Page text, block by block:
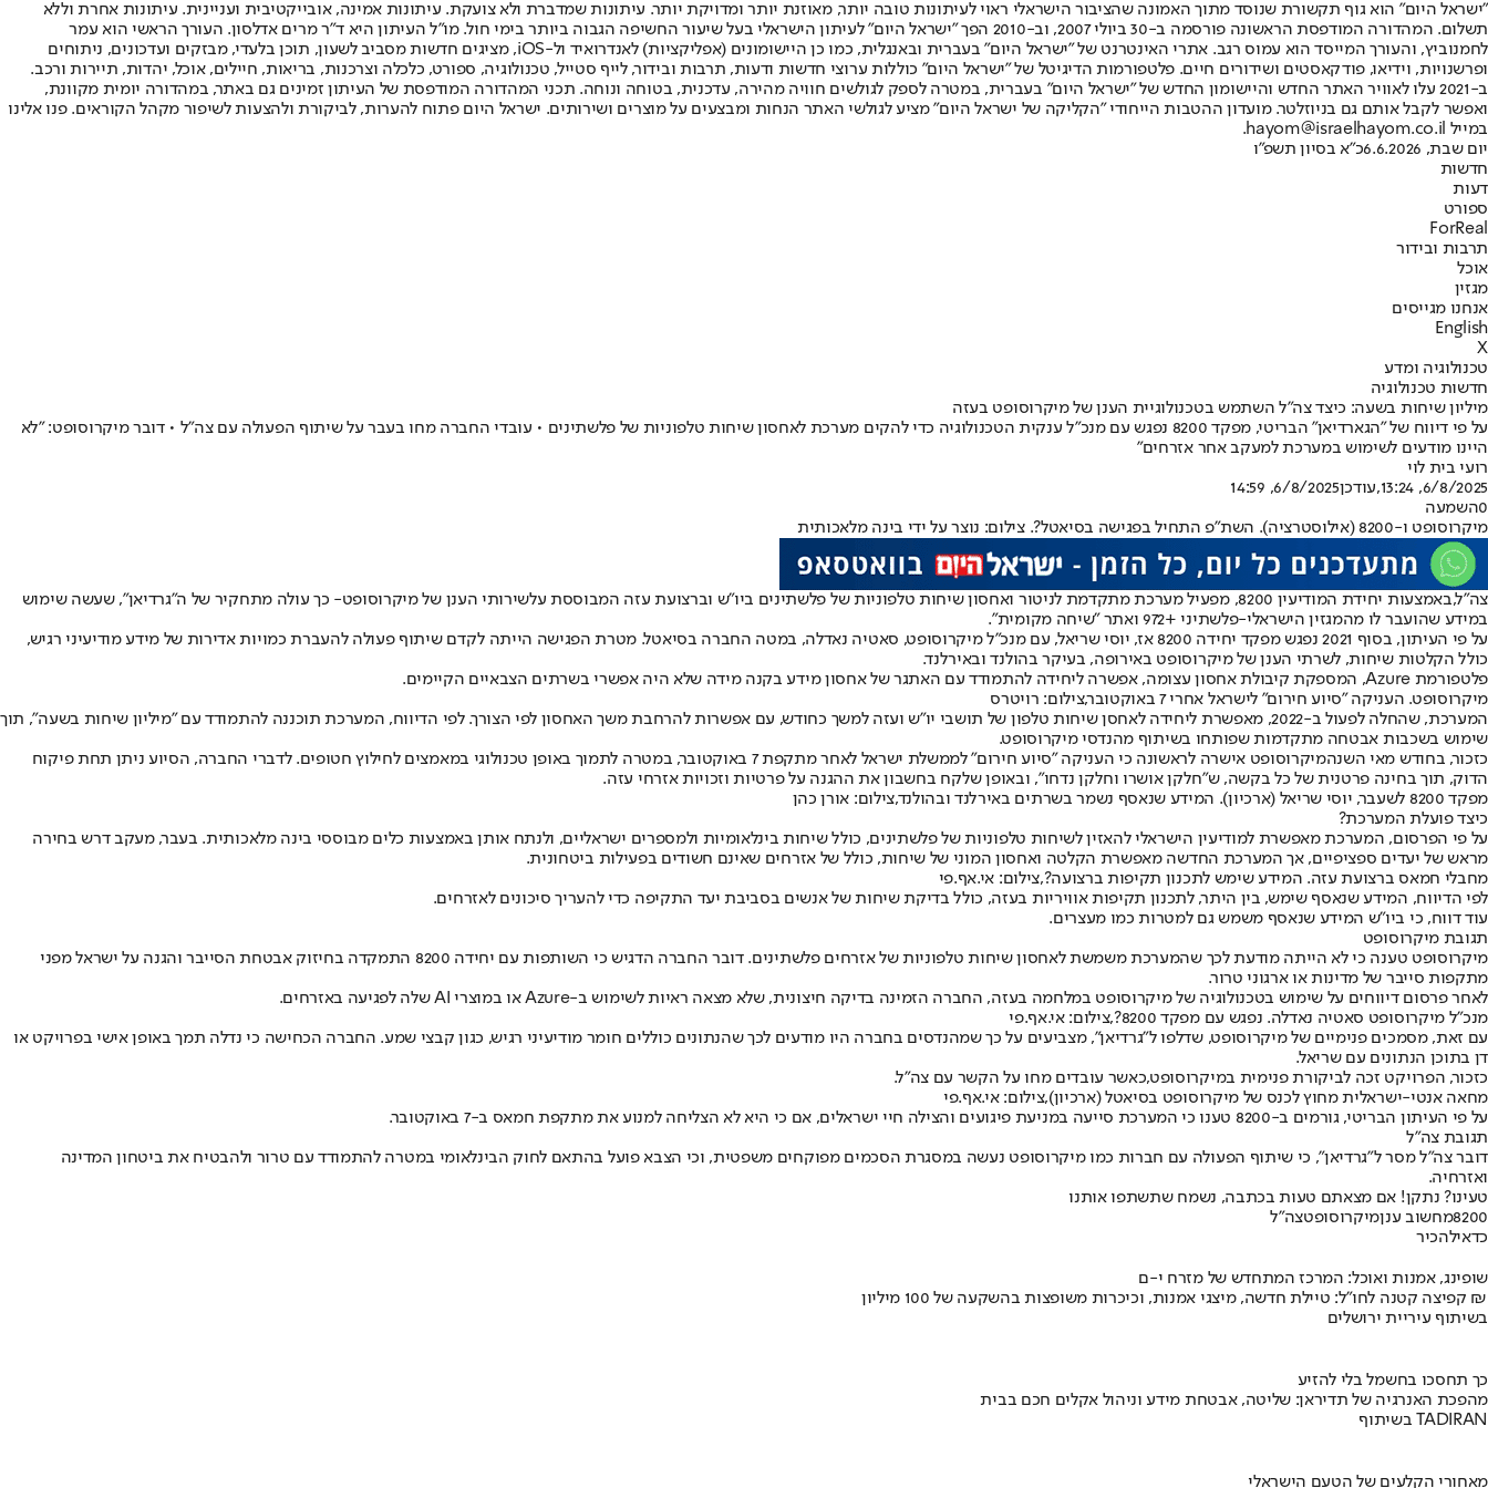
"ישראל היום" הוא גוף תקשורת שנוסד מתוך האמונה שהציבור הישראלי ראוי לעיתונות טובה יותר, מאוזנת יותר ומדויקת יותר. עיתונות שמדברת ולא צועקת. עיתונות אמינה, אובייקטיבית ועניינית. עיתונות אחרת וללא
תשלום. המהדורה המודפסת הראשונה פורסמה ב-30 ביולי 2007, וב-2010 הפך "ישראל היום" לעיתון הישראלי בעל שיעור החשיפה הגבוה ביותר בימי חול. מו"ל העיתון היא ד"ר מרים אדלסון. העורך הראשי הוא עמר
לחמנוביץ, והעורך המייסד הוא עמוס רגב. אתרי האינטרנט של "ישראל היום" בעברית ובאנגלית, כמו כן היישומונים (אפליקציות) לאנדרואיד ול-iOS, מציגים חדשות מסביב לשעון, תוכן בלעדי, מבזקים ועדכונים, ניתוחים
ופרשנויות, וידיאו, פודקאסטים ושידורים חיים. פלטפורמות הדיגיטל של "ישראל היום" כוללות ערוצי חדשות ודעות, תרבות ובידור, לייף סטייל, טכנולוגיה, ספורט, כלכלה וצרכנות, בריאות, חיילים, אוכל, יהדות, תיירות ורכב.
ב-2021 עלו לאוויר האתר החדש והיישומון החדש של "ישראל היום" בעברית, במטרה לספק לגולשים חוויה מהירה, עדכנית, בטוחה ונוחה. תכני המהדורה המודפסת של העיתון זמינים גם באתר, במהדורה יומית מקוונת,
ואפשר לקבל אותם גם בניוזלטר. מועדון ההטבות הייחודי "הקליקה של ישראל היום" מציע לגולשי האתר הנחות ומבצעים על מוצרים ושירותים. ישראל היום פתוח להערות, לביקורת ולהצעות לשיפור מקהל הקוראים. פנו אלינו
במייל hayom@israelhayom.co.il.
יום שבת, 6.6.2026
כ"א בסיון תשפ"ו
חדשות
דעות
ספורט
ForReal
תרבות ובידור
אוכל
מגזין
אנחנו מגייסים
English
X
טכנולוגיה ומדע
חדשות טכנולוגיה
מיליון שיחות בשעה: כיצד צה"ל השתמש בטכנולוגיית הענן של מיקרוסופט בעזה
על פי דיווח של "הגארדיאן" הבריטי, מפקד 8200 נפגש עם מנכ"ל ענקית הטכנולוגיה כדי להקים מערכת לאחסון שיחות טלפוניות של פלשתינים • עובדי החברה מחו בעבר על שיתוף הפעולה עם צה"ל • דובר מיקרוסופט: "לא
היינו מודעים לשימוש במערכת למעקב אחר אזרחים"
רועי בית לוי
6/8/2025, 13:24
,עודכן6/8/2025, 14:59
0השמעה
מיקרוסופט ו-8200 (אילוסטרציה). השת"פ התחיל בפגישה בסיאטל?. צילום: נוצר על ידי בינה מלאכותית
צה"ל,באמצעות יחידת המודיעין 8200 , מפעיל מערכת מתקדמת לניטור ואחסון שיחות טלפוניות של פלשתינים ביו"ש וברצועת עזה המבוססת עלשירותי הענן של מיקרוסופט- כך עולה מתחקיר של ה"גרדיאן", שעשה שימוש
במידע שהועבר לו מהמגזין הישראלי-פלשתיני +972 ואתר "שיחה מקומית".
על פי העיתון, בסוף 2021 נפגש מפקד יחידה 8200 אז, יוסי שריאל, עם מנכ"ל מיקרוסופט, סאטיה נאדלה, במטה החברה בסיאטל. מטרת הפגישה הייתה לקדם שיתוף פעולה להעברת כמויות אדירות של מידע מודיעיני רגיש,
כולל הקלטות שיחות, לשרתי הענן של מיקרוסופט באירופה, בעיקר בהולנד ובאירלנד.
פלטפורמת Azure, המספקת קיבולת אחסון עצומה, אפשרה ליחידה להתמודד עם האתגר של אחסון מידע בקנה מידה שלא היה אפשרי בשרתים הצבאיים הקיימים.
מיקרוסופט. העניקה "סיוע חירום" לישראל אחרי 7 באוקטובר,צילום: רויטרס
המערכת, שהחלה לפעול ב-2022, מאפשרת ליחידה לאחסן שיחות טלפון של תושבי יו"ש ועזה למשך כחודש, עם אפשרות להרחבת משך האחסון לפי הצורך. לפי הדיווח, המערכת תוכננה להתמודד עם "מיליון שיחות בשעה", תוך
שימוש בשכבות אבטחה מתקדמות שפותחו בשיתוף מהנדסי מיקרוסופט.
כזכור, בחודש מאי השנהמיקרוסופט אישרה לראשונה כי העניקה "סיוע חירום" לממשלת ישראל לאחר מתקפת 7 באוקטובר
, במטרה לתמוך באופן טכנולוגי במאמצים לחילוץ חטופים. לדברי החברה, הסיוע ניתן תחת פיקוח
הדוק, תוך בחינה פרטנית של כל בקשה, ש"חלקן אושרו וחלקן נדחו", ובאופן שלקח בחשבון את ההגנה על פרטיות וזכויות אזרחי עזה.
מפקד 8200 לשעבר, יוסי שריאל (ארכיון). המידע שנאסף נשמר בשרתים באירלנד ובהולנד,צילום: אורן כהן
כיצד פועלת המערכת?
על פי הפרסום, המערכת מאפשרת למודיעין הישראלי להאזין לשיחות טלפוניות של פלשתינים, כולל שיחות בינלאומיות ולמספרים ישראליים, ולנתח אותן באמצעות כלים מבוססי בינה מלאכותית. בעבר, מעקב דרש בחירה
מראש של יעדים ספציפיים, אך המערכת החדשה מאפשרת הקלטה ואחסון המוני של שיחות, כולל של אזרחים שאינם חשודים בפעילות ביטחונית.
מחבלי חמאס ברצועת עזה. המידע שימש לתכנון תקיפות ברצועה?,צילום: אי.אף.פי
לפי הדיווח, המידע שנאסף שימש, בין היתר, לתכנון תקיפות אוויריות בעזה, כולל בדיקת שיחות של אנשים בסביבת יעד התקיפה כדי להעריך סיכונים לאזרחים.
עוד דווח, כי ביו"ש המידע שנאסף משמש גם למטרות כמו מעצרים.
תגובת מיקרוסופט
מיקרוסופט טענה כי לא הייתה מודעת לכך שהמערכת משמשת לאחסון שיחות טלפוניות של אזרחים פלשתינים. דובר החברה הדגיש כי השותפות עם יחידה 8200 התמקדה בחיזוק אבטחת הסייבר והגנה על ישראל מפני
מתקפות סייבר של מדינות או ארגוני טרור.
לאחר פרסום דיווחים על שימוש בטכנולוגיה של מיקרוסופט במלחמה בעזה, החברה הזמינה בדיקה חיצונית, שלא מצאה ראיות לשימוש ב-Azure או במוצרי AI שלה לפגיעה באזרחים.
מנכ"ל מיקרוסופט סאטיה נאדלה. נפגש עם מפקד 8200?,צילום: אי.אף.פי
עם זאת, מסמכים פנימיים של מיקרוסופט, שדלפו ל"גרדיאן", מצביעים על כך שמהנדסים בחברה היו מודעים לכך שהנתונים כוללים חומר מודיעיני רגיש, כגון קבצי שמע. החברה הכחישה כי נדלה תמך באופן אישי בפרויקט או
דן בתוכן הנתונים עם שריאל.
כזכור, הפרויקט זכה לביקורת פנימית במיקרוסופט,כאשר עובדים מחו על הקשר עם צה"ל.
מחאה אנטי-ישראלית מחוץ לכנס של מיקרוסופט בסיאטל (ארכיון),צילום: אי.אף.פי
על פי העיתון הבריטי, גורמים ב-8200 טענו כי המערכת סייעה במניעת פיגועים והצילה חיי ישראלים, אם כי היא לא הצליחה למנוע את מתקפת חמאס ב-7 באוקטובר.
תגובת צה"ל
דובר צה"ל מסר ל"גרדיאן", כי שיתוף הפעולה עם חברות כמו מיקרוסופט נעשה במסגרת הסכמים מפוקחים משפטית, וכי הצבא פועל בהתאם לחוק הבינלאומי במטרה להתמודד עם טרור ולהבטיח את ביטחון המדינה
ואזרחיה.
טעינו? נתקן! אם מצאתם טעות בכתבה, נשמח שתשתפו אותנו
8200מחשוב ענןמיקרוסופטצה"ל
כדאילהכיר
שופינג, אמנות ואוכל: המרכז המתחדש של מזרח י-ם
קפיצה קטנה לחו"ל: טיילת חדשה, מיצגי אמנות, וכיכרות משופצות בהשקעה של 100 מיליון ₪
בשיתוף עיריית ירושלים
כך תחסכו בחשמל בלי להזיע
מהפכת האנרגיה של תדיראן: שליטה, אבטחת מידע וניהול אקלים חכם בבית
בשיתוף TADIRAN
מאחורי הקלעים של הטעם הישראלי